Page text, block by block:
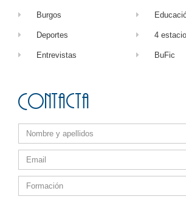
Burgos
Deportes
Entrevistas
4
BuFic
Contacta